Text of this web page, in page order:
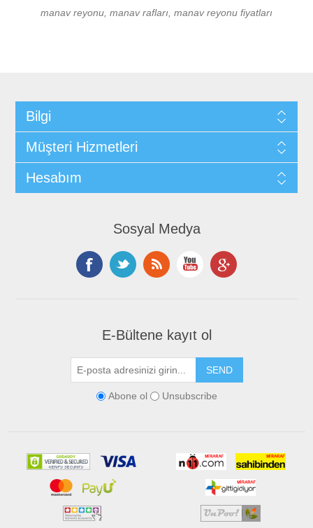
manav reyonu, manav rafları, manav reyonu fiyatları
Bilgi
Müşteri Hizmetleri
Hesabım
Sosyal Medya
E-Bültene kayıt ol
Abone ol Unsubscribe